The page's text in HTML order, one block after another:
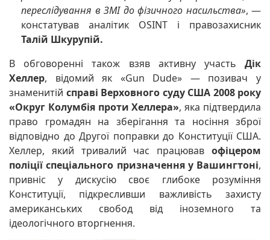
переслідування в ЗМІ до фізичного насильства», —
констатував аналітик OSINT і правозахисник
Талій Шкурупій.
В обговоренні також взяв активну участь Дік
Хеллер, відомий як «Gun Dude» — позивач у
знаменитій справі Верховного суду США 2008 року
«Округ Колумбія проти Хеллера», яка підтвердила
право громадян на зберігання та носіння зброї
відповідно до Другої поправки до Конституції США.
Хеллер, який тривалий час працював офіцером
поліції спеціального призначення у Вашингтоні,
привніс у дискусію своє глибоке розуміння
Конституції, підкресливши важливість захисту
американських свобод від іноземного та
ідеологічного вторгнення.